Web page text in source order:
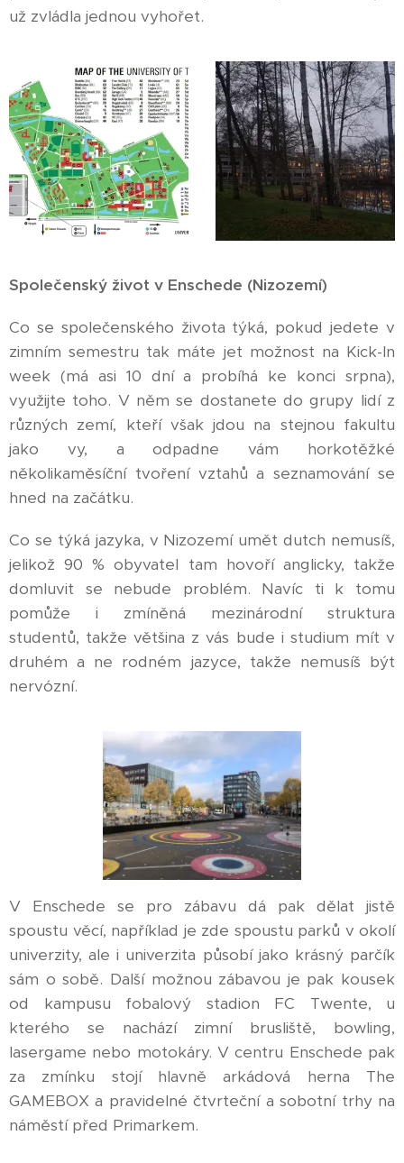
už zvládla jednou vyhořet.
Společenský život v Enschede (Nizozemí)
Co se společenského života týká, pokud jedete v
zimním semestru tak máte jet možnost na Kick-In
week (má asi 10 dní a probíhá ke konci srpna),
využijte toho. V něm se dostanete do grupy lidí z
různých zemí, kteří však jdou na stejnou fakultu
jako vy, a odpadne vám horkotěžké
několikaměsíční tvoření vztahů a seznamování se
hned na začátku.
Co se týká jazyka, v Nizozemí umět dutch nemusíš,
jelikož 90 % obyvatel tam hovoří anglicky, takže
domluvit se nebude problém. Navíc ti k tomu
pomůže i zmíněná mezinárodní struktura
studentů, takže většina z vás bude i studium mít v
druhém a ne rodném jazyce, takže nemusíš být
nervózní.
V Enschede se pro zábavu dá pak dělat jistě
spoustu věcí, například je zde spoustu parků v okolí
univerzity, ale i univerzita působí jako krásný parčík
sám o sobě. Další možnou zábavou je pak kousek
od kampusu fobalový stadion FC Twente, u
kterého se nachází zimní brusliště, bowling,
lasergame nebo motokáry. V centru Enschede pak
za zmínku stojí hlavně arkádová herna The
GAMEBOX a pravidelné čtvrteční a sobotní trhy na
náměstí před Primarkem.